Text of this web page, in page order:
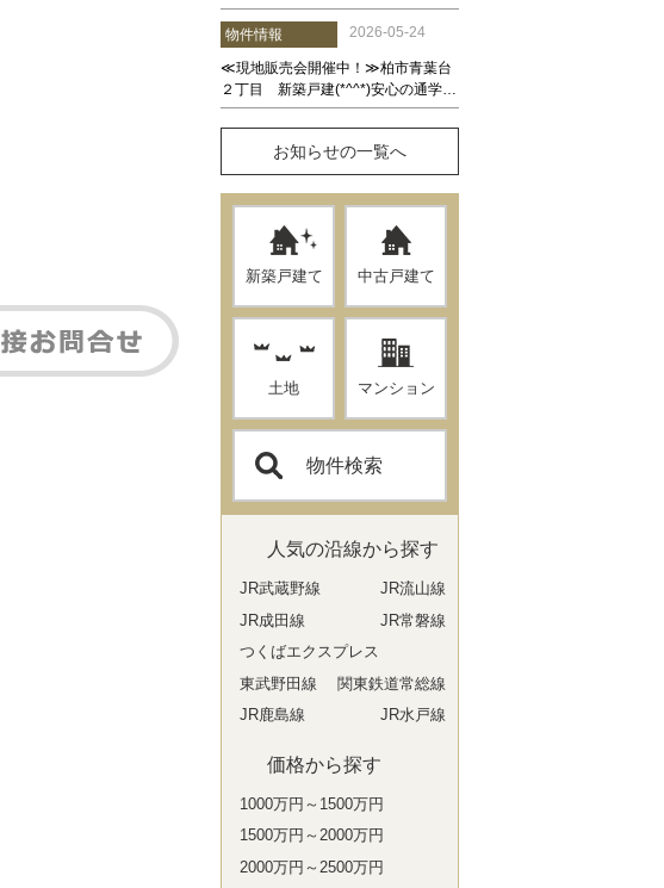
お知らせの一覧へ
新築戸建て 中古戸建て
土地 マンション
物件検索
人気の沿線から探す
JR武蔵野線
JR流山線
JR成田線
JR常磐線
つくばエクスプレス
東武野田線
関東鉄道常総線
JR鹿島線
JR水戸線
価格から探す
1000万円～1500万円
1500万円～2000万円
2000万円～2500万円